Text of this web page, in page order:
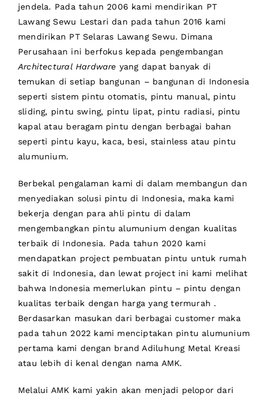
jendela. Pada tahun 2006 kami mendirikan PT
Lawang Sewu Lestari dan pada tahun 2016 kami
mendirikan PT Selaras Lawang Sewu. Dimana
Perusahaan ini berfokus kepada pengembangan
Architectural Hardware yang dapat banyak di
temukan di setiap bangunan – bangunan di Indonesia
seperti sistem pintu otomatis, pintu manual, pintu
sliding, pintu swing, pintu lipat, pintu radiasi, pintu
kapal atau beragam pintu dengan berbagai bahan
seperti pintu kayu, kaca, besi, stainless atau pintu
alumunium.
Berbekal pengalaman kami di dalam membangun dan
menyediakan solusi pintu di Indonesia, maka kami
bekerja dengan para ahli pintu di dalam
mengembangkan pintu alumunium dengan kualitas
terbaik di Indonesia. Pada tahun 2020 kami
mendapatkan project pembuatan pintu untuk rumah
sakit di Indonesia, dan lewat project ini kami melihat
bahwa Indonesia memerlukan pintu – pintu dengan
kualitas terbaik dengan harga yang termurah .
Berdasarkan masukan dari berbagai customer maka
pada tahun 2022 kami menciptakan pintu alumunium
pertama kami dengan brand Adiluhung Metal Kreasi
atau lebih di kenal dengan nama AMK.
Melalui AMK kami yakin akan menjadi pelopor dari